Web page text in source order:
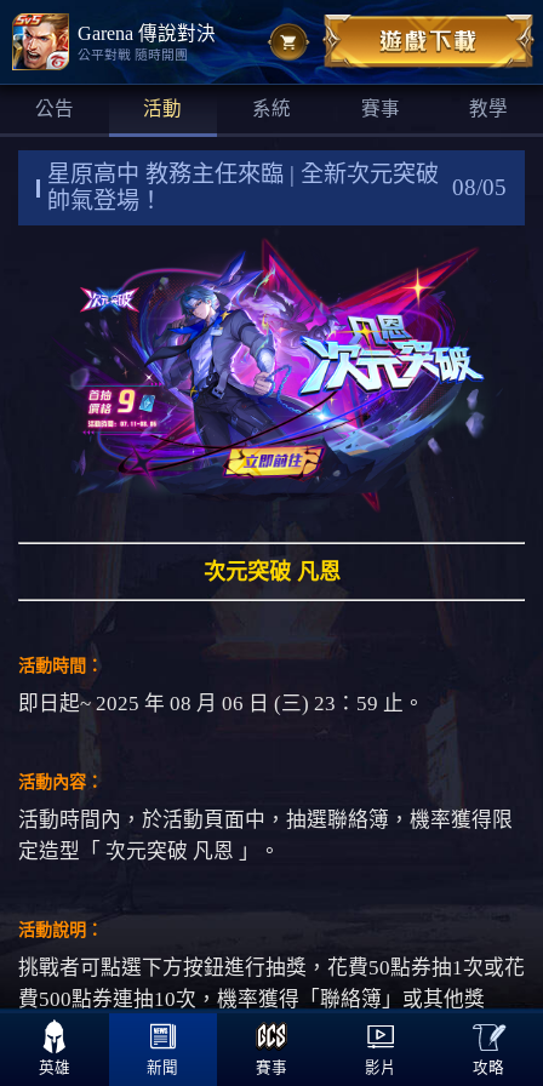
Garena 傳說對決
公平對戰 隨時開團
公告 活動 系統 賽事 教學
星原高中 教務主任來臨 | 全新次元突破
帥氣登場！
08/05
次元突破 凡恩
活動時間：
即日起~ 2025 年 08 月 06 日 (三) 23：59 止。
活動內容：
活動時間內，於活動頁面中，抽選聯絡簿，機率獲得限
定造型「 次元突破 凡恩 」。
活動說明：
挑戰者可點選下方按鈕進行抽獎，花費50點券抽1次或花
費500點券連抽10次，機率獲得「聯絡簿」或其他獎
勵。
「聯絡簿」每130抽必得1個，免費抽獎普通抽獎、兌換
英雄 新聞 賽事 影片

攻略